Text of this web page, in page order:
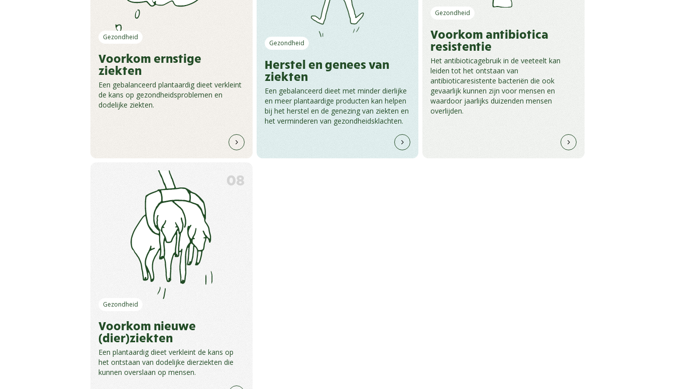
Gezondheid
Voorkom ernstige
ziekten
Een gebalanceerd plantaardig dieet verkleint
de kans op gezondheidsproblemen en
dodelijke ziekten.
Gezondheid
Herstel en genees van
ziekten
Een gebalanceerd dieet met minder dierlijke
en meer plantaardige producten kan helpen
bij het herstel en de genezing van ziekten en
het verminderen van gezondheidsklachten.
Gezondheid
Voorkom antibiotica
resistentie
Het antibioticagebruik in de veeteelt kan
leiden tot het ontstaan van
antibioticaresistente bacteriën die ook
gevaarlijk kunnen zijn voor mensen en
waardoor jaarlijks duizenden mensen
overlijden.
Gezondheid
08
Voorkom nieuwe
(dier)ziekten
Een plantaardig dieet verkleint de kans op
het ontstaan van dodelijke dierziekten die
kunnen overslaan op mensen.